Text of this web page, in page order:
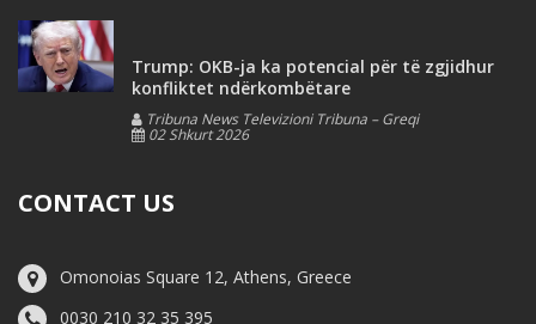
Trump: OKB-ja ka potencial për të zgjidhur
konfliktet ndërkombëtare
Tribuna News Televizioni Tribuna – Greqi
02 Shkurt 2026
CONTACT US
Omonoias Square 12, Athens, Greece
0030 210 32 35 395